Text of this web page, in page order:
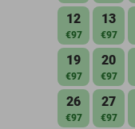
12
€97
13
€97
19
€97
20
€97
26
€97
27
€97